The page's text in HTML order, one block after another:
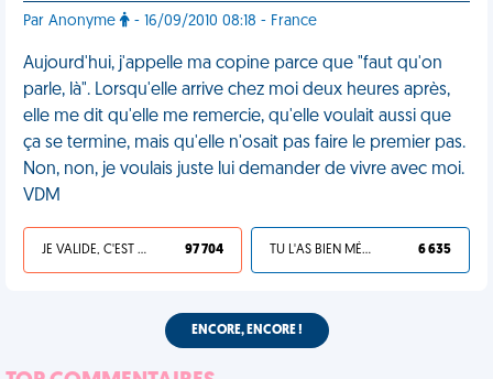
Par Anonyme - 16/09/2010 08:18 - France
Aujourd'hui, j'appelle ma copine parce que "faut qu'on
parle, là". Lorsqu'elle arrive chez moi deux heures après,
elle me dit qu'elle me remercie, qu'elle voulait aussi que
ça se termine, mais qu'elle n'osait pas faire le premier pas.
Non, non, je voulais juste lui demander de vivre avec moi.
VDM
JE VALIDE, C'EST UNE VDM 97 704 TU L'AS BIEN MÉRITÉ 6 635
ENCORE, ENCORE !